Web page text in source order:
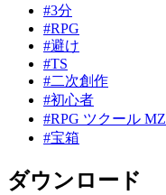
#3分
#RPG
#避け
#TS
#二次創作
#初心者
#RPG ツクール MZ
#宝箱
ダウンロード